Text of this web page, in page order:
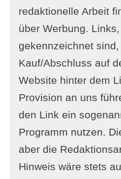
redaktionelle Arbeit
über Werbung.
gekennzeichnet
Kauf/Abschluss auf
Website hinter dem
Provision an uns
den Link ein
Programm nutzen.
aber die
Hinweis wäre stets